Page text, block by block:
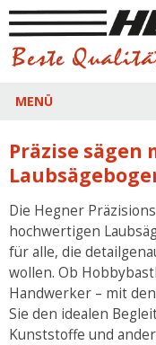
MENÜ
Präzise sägen
Die Hegner
hochwertigen
für alle, die
wollen. Ob
Handwerker – mit
Sie den idealen
Kunststoffe und